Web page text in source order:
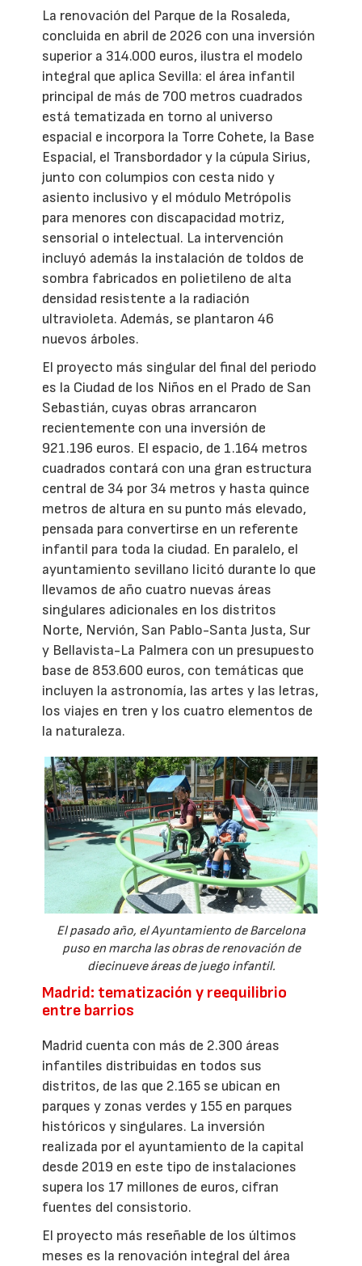
La renovación del Parque de la Rosaleda,
concluida en abril de 2026 con una inversión
superior a 314.000 euros, ilustra el modelo
integral que aplica Sevilla: el área infantil
principal de más de 700 metros cuadrados
está tematizada en torno al universo
espacial e incorpora la Torre Cohete, la Base
Espacial, el Transbordador y la cúpula Sirius,
junto con columpios con cesta nido y
asiento inclusivo y el módulo Metrópolis
para menores con discapacidad motriz,
sensorial o intelectual. La intervención
incluyó además la instalación de toldos de
sombra fabricados en polietileno de alta
densidad resistente a la radiación
ultravioleta. Además, se plantaron 46
nuevos árboles.
El proyecto más singular del final del periodo
es la Ciudad de los Niños en el Prado de San
Sebastián, cuyas obras arrancaron
recientemente con una inversión de
921.196 euros. El espacio, de 1.164 metros
cuadrados contará con una gran estructura
central de 34 por 34 metros y hasta quince
metros de altura en su punto más elevado,
pensada para convertirse en un referente
infantil para toda la ciudad. En paralelo, el
ayuntamiento sevillano licitó durante lo que
llevamos de año cuatro nuevas áreas
singulares adicionales en los distritos
Norte, Nervión, San Pablo-Santa Justa, Sur
y Bellavista-La Palmera con un presupuesto
base de 853.600 euros, con temáticas que
incluyen la astronomía, las artes y las letras,
los viajes en tren y los cuatro elementos de
la naturaleza.
El pasado año, el Ayuntamiento de Barcelona
puso en marcha las obras de renovación de
diecinueve áreas de juego infantil.
Madrid: tematización y reequilibrio
entre barrios
Madrid cuenta con más de 2.300 áreas
infantiles distribuidas en todos sus
distritos, de las que 2.165 se ubican en
parques y zonas verdes y 155 en parques
históricos y singulares. La inversión
realizada por el ayuntamiento de la capital
desde 2019 en este tipo de instalaciones
supera los 17 millones de euros, cifran
fuentes del consistorio.
El proyecto más reseñable de los últimos
meses es la renovación integral del área